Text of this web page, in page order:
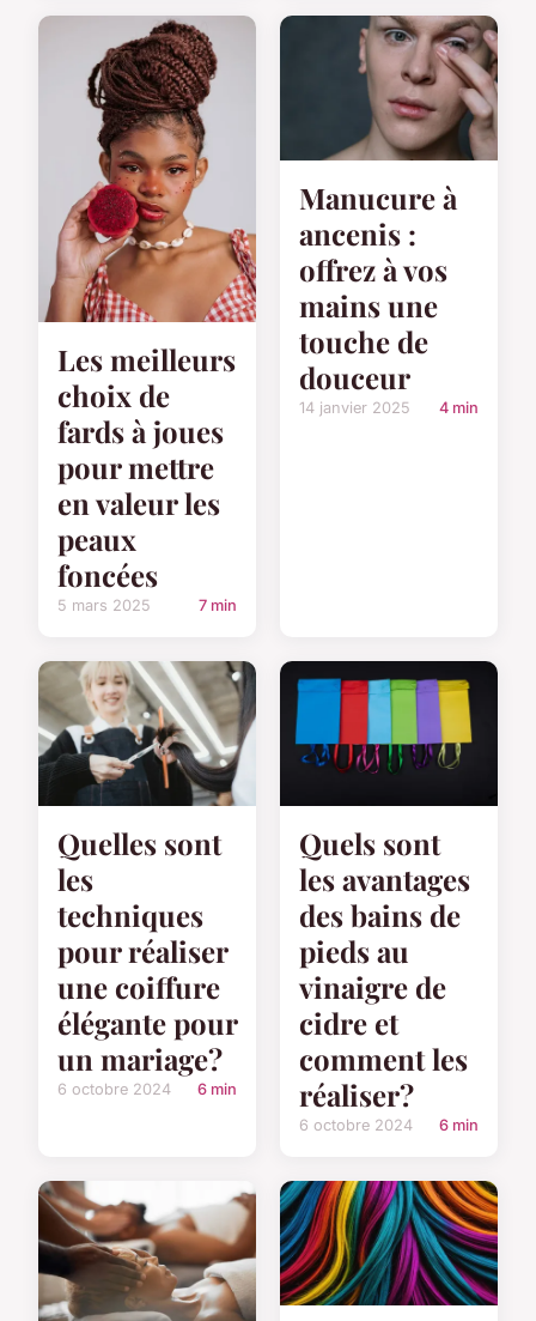
Les meilleurs
choix de
fards à joues
pour mettre
en valeur les
peaux
foncées
5 mars 2025 7 min
Manucure à
ancenis :
offrez à vos
mains une
touche de
douceur
14 janvier 2025 4 min
Quelles sont
les
techniques
pour réaliser
une coiffure
élégante pour
un mariage?
6 octobre 2024 6 min
Quels sont
les avantages
des bains de
pieds au
vinaigre de
cidre et
comment les
réaliser?
6 octobre 2024 6 min